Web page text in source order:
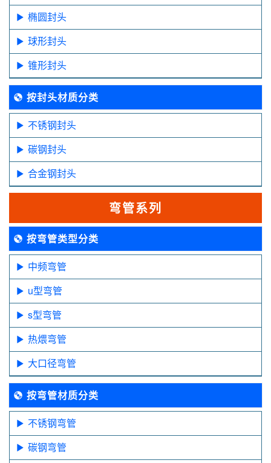
椭圆封头
球形封头
锥形封头
按封头材质分类
不锈钢封头
碳钢封头
合金钢封头
弯管系列
按弯管类型分类
中频弯管
u型弯管
s型弯管
热煨弯管
大口径弯管
按弯管材质分类
不锈钢弯管
碳钢弯管